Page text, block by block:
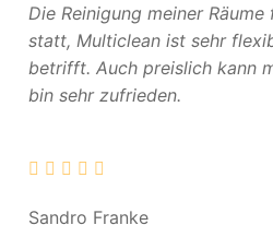
Die Reinigung meiner
statt, Multiclean ist sehr
betrifft. Auch preislich kann
bin sehr zufrieden.
Sandro Franke